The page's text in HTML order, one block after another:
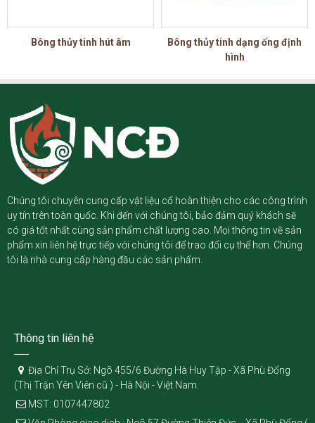
Bông thủy tinh hút âm
Bông thủy tinh dạng ống định
hình
Chúng tôi chuyên cung cấp vật liệu cổ hoàn thiện cho các công trình
uy tín trên toàn quốc. Khi đến với chúng tôi, bảo đảm quý khách sẽ
có giá tốt nhất cùng sản phẩm chất lượng cao. Mọi thông tin về sản
phẩm xin liên hệ trực tiếp với chúng tôi để trao đổi cụ thể hơn. Chúng
tôi là nhà cung cấp hàng đầu các sản phẩm.
Thông tin liên hệ
Địa Chỉ Trụ Sở: Ngõ 455/6 Đường Hà Huy Tập - Xã Phù Đổng
(Thị Trận Yên Viên cũ ) - Hà Nội - Việt Nam.
MST: 0107447802